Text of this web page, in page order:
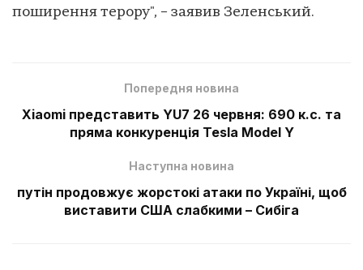
поширення терору", – заявив Зеленський.
Попередня новина
Xiaomi представить YU7 26 червня: 690 к.с. та
пряма конкуренція Tesla Model Y
Наступна новина
путін продовжує жорстокі атаки по Україні, щоб
виставити США слабкими – Сибіга